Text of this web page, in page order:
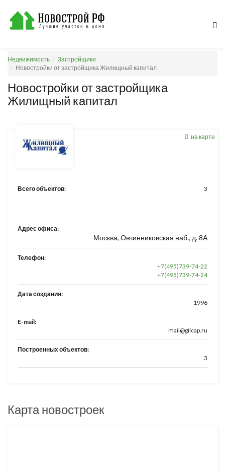
Недвижимость
Застройщики
Новостройки от застройщика Жилищный капитал
Новостройки от застройщика
Жилищный капитал
на карте
Всего объектов: 3
Адрес офиса:
Москва, Овчинниковская наб., д. 8А
Телефон:
+7(495)739-74-22
+7(495)739-74-24
Дата создания:
1996
E-mail:
mail@gilcap.ru
Построенных объектов:
3
Карта новостроек